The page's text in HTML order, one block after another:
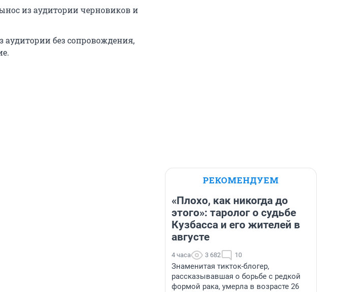
из аудитории черновиков и
без сопровождения,
РЕКОМЕНДУЕМ
«Плохо, как никогда до
этого»: таролог о судьбе
Кузбасса и его жителей в
августе
4 часа 3 682 10
Знаменитая тикток-блогер,
рассказывавшая о борьбе с редкой
формой рака, умерла в возрасте 26